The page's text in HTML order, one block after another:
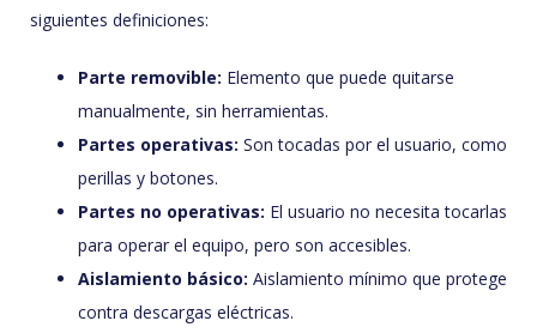
siguientes definiciones:
Parte removible: Elemento que puede quitarse
manualmente, sin herramientas.
Partes operativas: Son tocadas por el usuario, como
perillas y botones.
Partes no operativas: El usuario no necesita tocarlas
para operar el equipo, pero son accesibles.
Aislamiento básico: Aislamiento mínimo que protege
contra descargas eléctricas.